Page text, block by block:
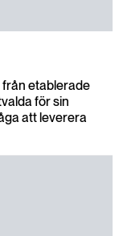
från etablerade
för sin
att leverera